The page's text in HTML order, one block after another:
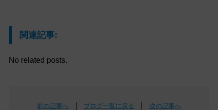
関連記事:
No related posts.
前の記事へ ブログ一覧に戻る 次の記事へ